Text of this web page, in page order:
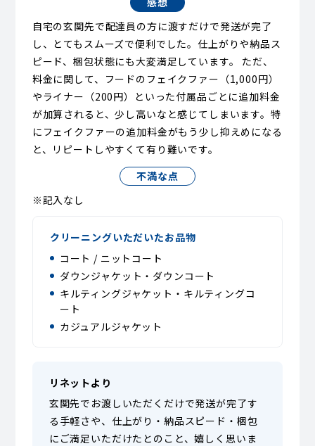
自宅の玄関先で配達員の方に渡すだけで発送が完了
し、とてもスムーズで便利でした。仕上がりや納品ス
ピード、梱包状態にも大変満足しています。 ただ、
料金に関して、フードのフェイクファー（1,000円）
やライナー（200円）といった付属品ごとに追加料金
が加算されると、少し高いなと感じてしまいます。特
にフェイクファーの追加料金がもう少し抑えめになる
と、リピートしやすくて有り難いです。
不満な点
※記入なし
クリーニングいただいたお品物
コート / ニットコート
ダウンジャケット・ダウンコート
キルティングジャケット・キルティングコ
ート
カジュアルジャケット
リネットより
玄関先でお渡しいただくだけで発送が完了す
る手軽さや、仕上がり・納品スピード・梱包
にご満足いただけたとのこと、嬉しく思いま